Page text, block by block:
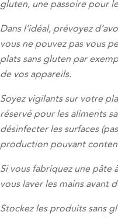
gluten, une passoire pour
Dans l’idéal, prévoyez
vous ne pouvez pas vous
plats sans gluten par
de vos appareils.
Soyez vigilants sur votre
réservé pour les aliments
désinfecter les surfaces
production pouvant
Si vous fabriquez une pâte
vous laver les mains avant
Stockez les produits sans